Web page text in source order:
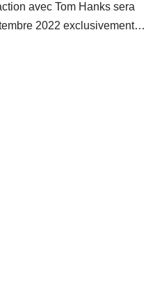
avec Tom Hanks sera
2022 exclusivement…